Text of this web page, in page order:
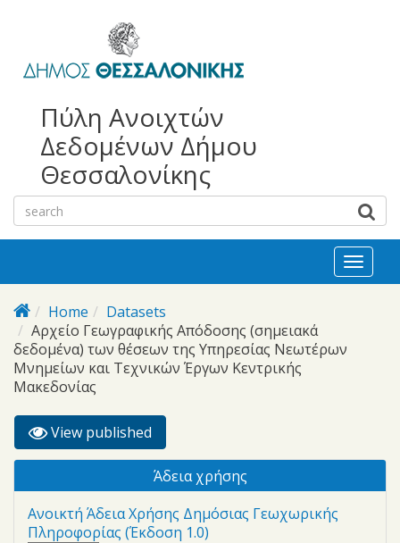
bayan
escort
escort
Πύλη Ανοιχτών
Δεδομένων Δήμου
Θεσσαλονίκης
Toggle
Home
Datasets
Αρχείο Γεωγραφικής Απόδοσης (σημειακά
δεδομένα) των θέσεων της Υπηρεσίας Νεωτέρων
Μνημείων και Τεχνικών Έργων Κεντρικής
Μακεδονίας
Primary tabs
View published
tab)
Άδεια χρήσης
Ανοικτή Άδεια Χρήσης Δημόσιας Γεωχωρικής
Πληροφορίας (Έκδοση 1.0)